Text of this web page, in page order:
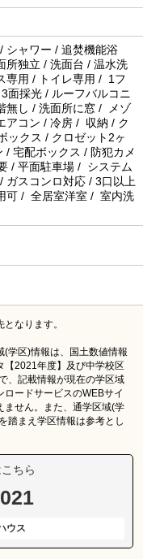
シャワー / 追焚機能浴
所独立 / 洗面台 / 温水洗
専用 / トイレ専用 / 1フ
面採光 / ルーフバルコニ
無し / 洗面所に窓 / メゾ
アコン / 冷房 / 収納 / ク
ックス / クロゼット2ヶ
宅配ボックス / 防犯カメ
/ 平面駐車場 / システム
ガスコンロ対応 / 3口以上
可 / 全居室洋室 / 室内洗
なります。
(学区)情報は、国土数値情報
【2021年度】及び中学校区
、記載情報が現在の学区域
ードサービスのWEBサイ
ません。また、通学区域(学
踏まえ学区情報は参考とし
ちら
ウス